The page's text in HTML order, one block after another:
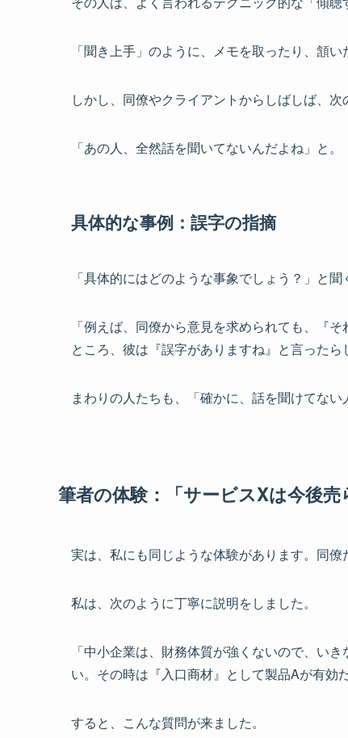
「聞き上手」のように、メモを取ったり、頷
しかし、同僚やクライアントからしばしば、次
「あの人、全然話を聞いてないんだよね」と。
具体的な事例：誤字の指摘
「具体的にはどのような事象でしょう？」と聞
「例えば、同僚から意見を求められても、『
ところ、彼は『誤字がありますね』と言ったら
まわりの人たちも、「確かに、話を聞けてな
筆者の体験：「サービスXは今後売
実は、私にも同じような体験があります。同僚
私は、次のように丁寧に説明をしました。
「中小企業は、財務体質が強くないので、い
い。その時は『入口商材』として製品Aが有効
すると、こんな質問が来ました。